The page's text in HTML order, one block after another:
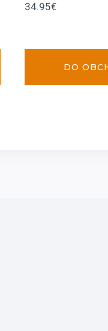
34.95€
DO